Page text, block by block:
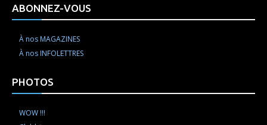
ABONNEZ-VOUS
À nos MAGAZINES
À nos INFOLETTRES
PHOTOS
WOW !!!